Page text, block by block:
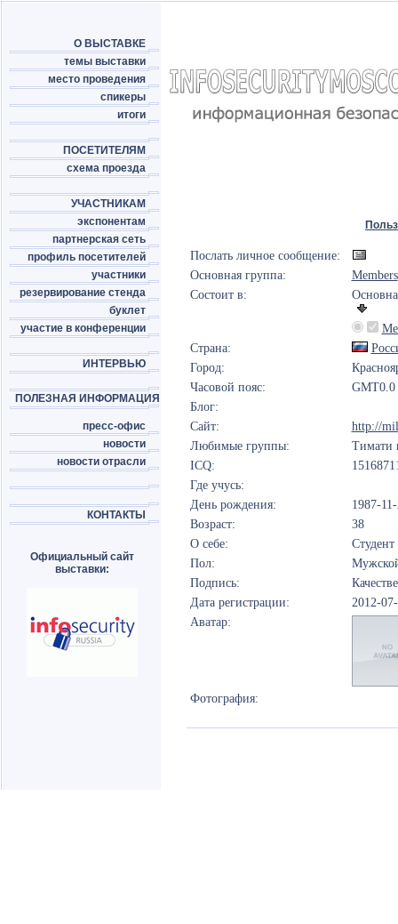
О ВЫСТАВКЕ
темы выставки
место проведения
спикеры
итоги
ПОСЕТИТЕЛЯМ
схема проезда
УЧАСТНИКАМ
экспонентам
партнерская сеть
профиль посетителей
участники
резервирование стенда
буклет
участие в конференции
ИНТЕРВЬЮ
ПОЛЕЗНАЯ ИНФОРМАЦИЯ
пресс-офис
новости
новости отрасли
КОНТАКТЫ
Официальный сайт
выставки:
Послать личное сообщение:
Основная группа:
Members
Состоит в:
Страна:
Город:
Часовой пояс:
GMT0.0
Блог:
Сайт:
http://
Любимые группы:
Тимати
ICQ:
Где учусь:
День рождения:
1987-
Возраст:
38
О себе:
Пол:
Подпись:
Дата регистрации:
2012-
Аватар:
Фотография: